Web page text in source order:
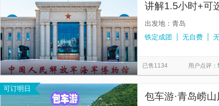
讲解1.5小时+可
件入馆
出发地：青岛
铁定成团
无自费
已售1134 用户点评：
可订明日
包车游·青岛崂